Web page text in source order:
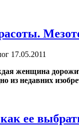
17.05.2011
женщина
из недавних
ее